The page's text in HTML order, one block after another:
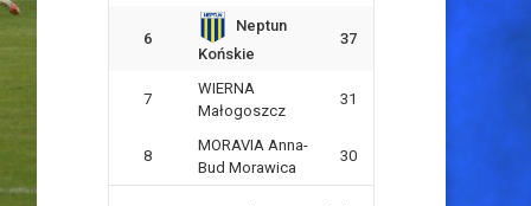
6
Neptun
Końskie
37
7
WIERNA
Małogoszcz
31
8
MORAVIA Anna-
Bud Morawica
30